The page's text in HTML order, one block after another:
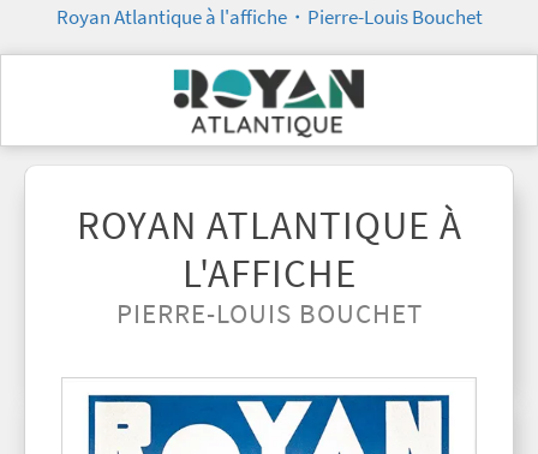
Royan Atlantique à l'affiche・Pierre-Louis Bouchet
ROYAN ATLANTIQUE À
L'AFFICHE
PIERRE-LOUIS BOUCHET